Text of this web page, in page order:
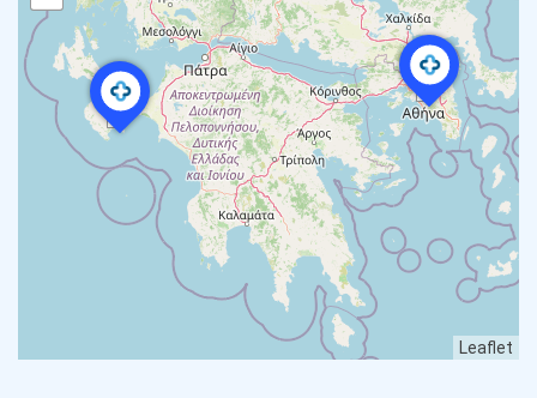
Leaflet